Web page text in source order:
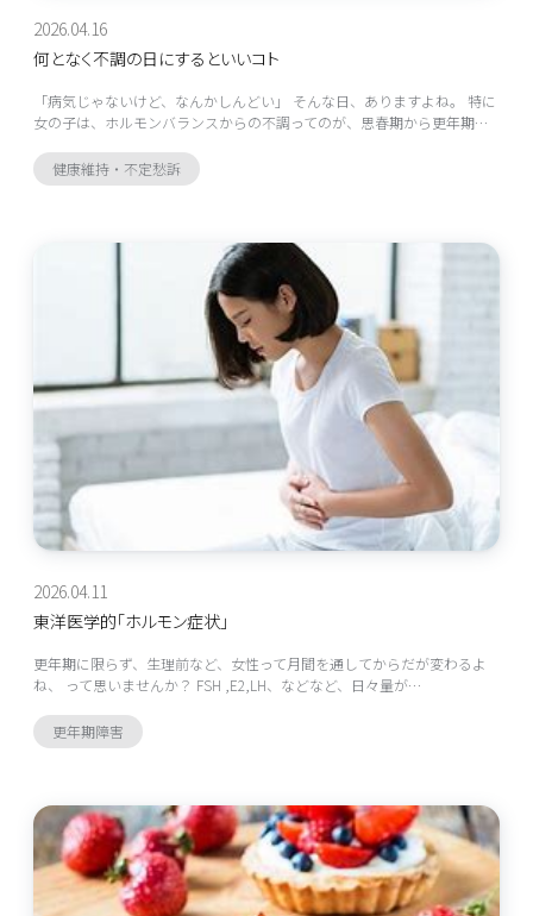
2026.04.16
何となく不調の日にするといいコト
「病気じゃないけど、なんかしんどい」 そんな日、ありますよね。 特に
女の子は、ホルモンバランスからの不調ってのが、思春期から更年期…
健康維持・不定愁訴
2026.04.11
東洋医学的「ホルモン症状」
更年期に限らず、生理前など、女性って月間を通してからだが変わるよ
ね、 って思いませんか？ FSH ,E2,LH、などなど、日々量が…
更年期障害